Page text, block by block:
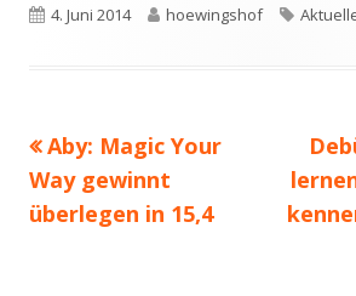
Veröffentlicht
4. Juni 2014 Autor
hoewingshof
Beitragsnavigation
Vorheriger
Beitrag:
Aby: Magic Your
Way gewinnt
überlegen in 15,4